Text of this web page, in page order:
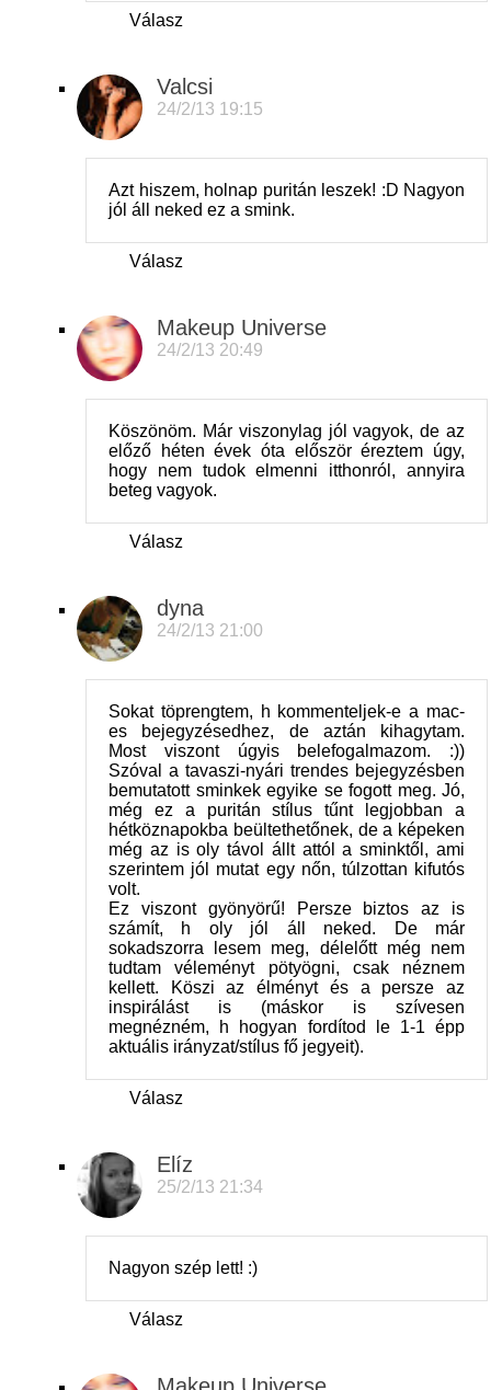
Válasz
Valcsi
24/2/13 19:15
Azt hiszem, holnap puritán leszek! :D Nagyon
jól áll neked ez a smink.
Válasz
Makeup Universe
24/2/13 20:49
Köszönöm. Már viszonylag jól vagyok, de az
előző héten évek óta először éreztem úgy,
hogy nem tudok elmenni itthonról, annyira
beteg vagyok.
Válasz
dyna
24/2/13 21:00
Sokat töprengtem, h kommenteljek-e a mac-
es bejegyzésedhez, de aztán kihagytam.
Most viszont úgyis belefogalmazom. :))
Szóval a tavaszi-nyári trendes bejegyzésben
bemutatott sminkek egyike se fogott meg. Jó,
még ez a puritán stílus tűnt legjobban a
hétköznapokba beültethetőnek, de a képeken
még az is oly távol állt attól a sminktől, ami
szerintem jól mutat egy nőn, túlzottan kifutós
volt.
Ez viszont gyönyörű! Persze biztos az is
számít, h oly jól áll neked. De már
sokadszorra lesem meg, délelőtt még nem
tudtam véleményt pötyögni, csak néznem
kellett. Köszi az élményt és a persze az
inspirálást is (máskor is szívesen
megnézném, h hogyan fordítod le 1-1 épp
aktuális irányzat/stílus fő jegyeit).
Válasz
Elíz
25/2/13 21:34
Nagyon szép lett! :)
Válasz